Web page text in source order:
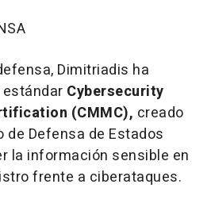
Dimitriadis ha
Cybersecurity
(CMMC), creado
de Defensa de Estados
la información sensible en
frente a ciberataques.